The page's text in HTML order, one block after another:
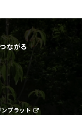
ながる
プラット